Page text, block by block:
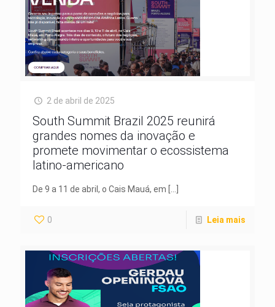
2 de abril de 2025
South Summit Brazil 2025 reunirá
grandes nomes da inovação e
promete movimentar o ecossistema
latino-americano
De 9 a 11 de abril, o Cais Mauá, em
0 Leia mais